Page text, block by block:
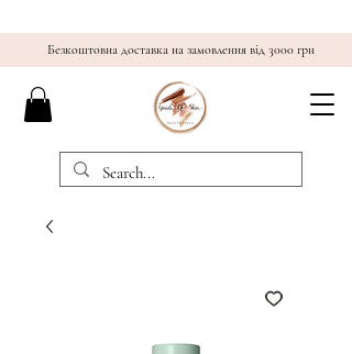
Безкоштовна доставка на замовлення від 3000 грн